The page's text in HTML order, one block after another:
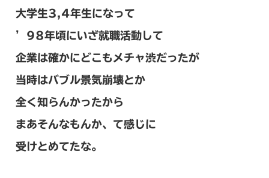
大学生3,4年生になって
’98年頃にいざ就職活動して
企業は確かにどこもメチャ渋だったが
当時はバブル景気崩壊とか
全く知らんかったから
まあそんなもんか、て感じに
受けとめてたな。